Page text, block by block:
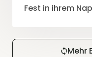
Fest in ihrem
Mehr